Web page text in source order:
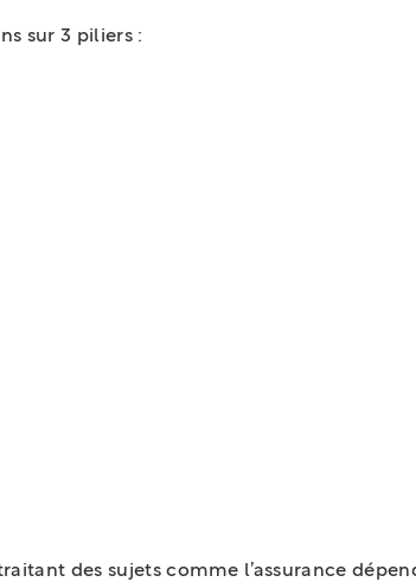
sur 3 piliers :
des sujets comme l’assurance